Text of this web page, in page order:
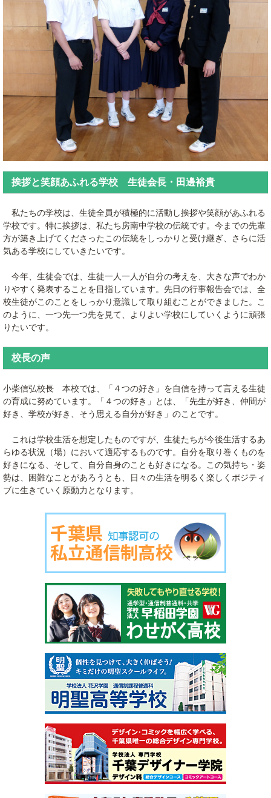
挨拶と笑顔あふれる学校 生徒会長・田邊裕貴
私たちの学校は、生徒全員が積極的に活動し挨拶や笑顔があふれる
学校です。特に挨拶は、私たち房南中学校の伝統です。今までの先輩
方が築き上げてくださったこの伝統をしっかりと受け継ぎ、さらに活
気ある学校にしていきたいです。
今年、生徒会では、生徒一人一人が自分の考えを、大きな声でわか
りやすく発表することを目指しています。先日の行事報告会では、全
校生徒がこのことをしっかり意識して取り組むことができました。こ
のように、一つ先一つ先を見て、よりよい学校にしていくように頑張
りたいです。
校長の声
小柴信弘校長 本校では、「４つの好き」を自信を持って言える生徒
の育成に努めています。「４つの好き」とは、「先生が好き、仲間が
好き、学校が好き、そう思える自分が好き」のことです。
これは学校生活を想定したものですが、生徒たちが今後生活するあ
らゆる状況（場）において適応するものです。自分を取り巻くものを
好きになる、そして、自分自身のことも好きになる。この気持ち・姿
勢は、困難なことがあろうとも、日々の生活を明るく楽しくポジティ
ブに生きていく原動力となります。